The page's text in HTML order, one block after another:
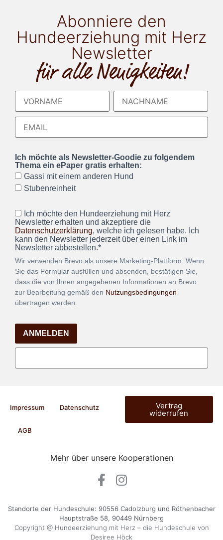
Abonniere den
Hundeerziehung mit Herz
Newsletter
für alle Neuigkeiten!
Ich möchte als Newsletter-Goodie zu folgendem
Thema ein ePaper gratis erhalten:
Gassi mit einem anderen Hund
Stubenreinheit
Ich möchte den Hundeerziehung mit Herz
Newsletter erhalten und akzeptiere die
Datenschutzerklärung, welche ich gelesen habe. Ich
kann den Newsletter jederzeit über einen Link im
Newsletter abbestellen.*
Wir verwenden Brevo als unsere Marketing-Plattform. Wenn
Sie das Formular ausfüllen und absenden, bestätigen Sie,
dass die von Ihnen angegebenen Informationen an Brevo
zur Bearbeitung gemäß den Nutzungsbedingungen
übertragen werden.
ANMELDEN
Impressum Datenschutz
AGB
Vertrag
widerrufen
Mehr über unsere Kooperationen
Standorte der Hundeschule: 90556 Cadolzburg und Röthenbacher
Hauptstraße 58, 90449 Nürnberg
Copyright @ Hundeerziehung mit Herz – die Hundeschule von
Desiree Höck